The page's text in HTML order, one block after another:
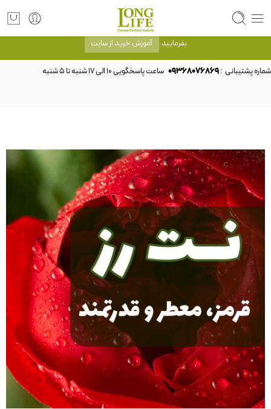
توجه! برند لانگ لایف رایحه های معروف را با شیشه و بسته بندی خود شرکت لانگ لایف
عرضه می کند.که با انتخاب حجم هر ادکلنی می توانید شیشه و بسته بندی را ملاحظه
بفرمایید. آموزش خرید از سایت
شماره پشتیبانی :09368076869